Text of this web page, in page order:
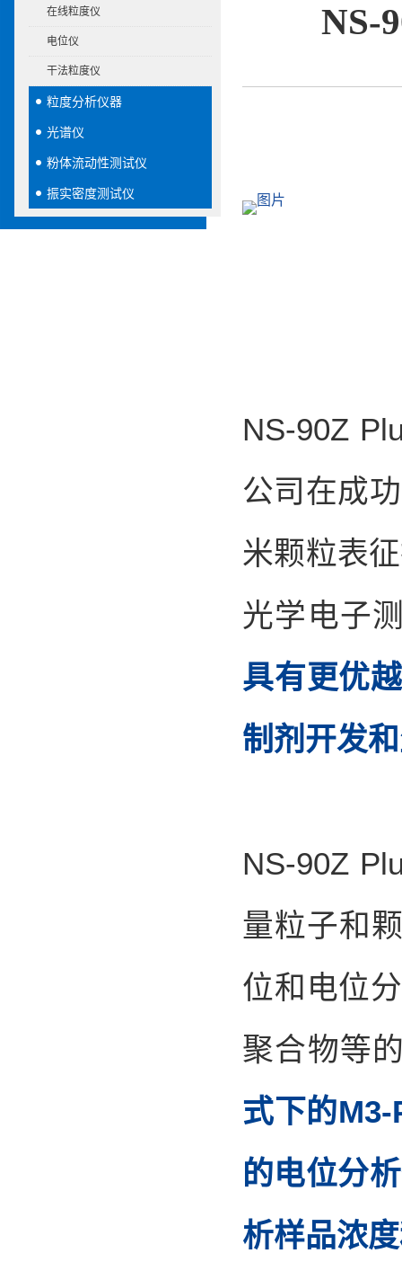
在线粒度仪
电位仪
干法粒度仪
粒度分析仪器
光谱仪
粉体流动性测试仪
振实密度测试仪
NS-
NS-90Z
公司在成
米颗粒表
光学电子
具有更优
制剂开发
NS-90Z
量粒子和
位和电位
聚合物等
式下的
的电位分
析样品浓